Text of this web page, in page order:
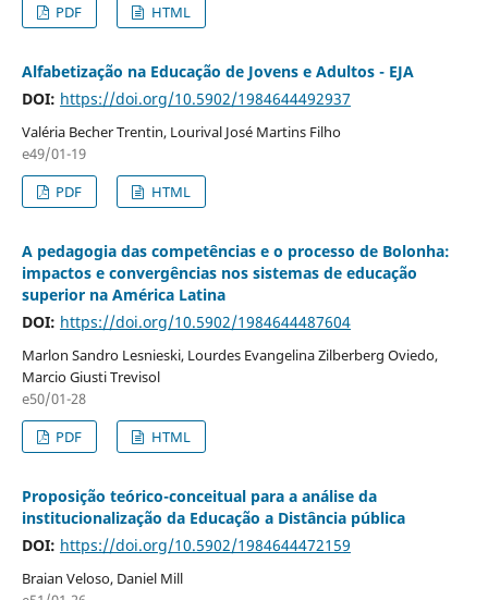
PDF
HTML
Alfabetização na Educação de Jovens e Adultos - EJA
DOI: https://doi.org/10.5902/1984644492937
Valéria Becher Trentin, Lourival José Martins Filho
e49/01-19
PDF
HTML
A pedagogia das competências e o processo de Bolonha:
impactos e convergências nos sistemas de educação
superior na América Latina
DOI: https://doi.org/10.5902/1984644487604
Marlon Sandro Lesnieski, Lourdes Evangelina Zilberberg Oviedo,
Marcio Giusti Trevisol
e50/01-28
PDF
HTML
Proposição teórico-conceitual para a análise da
institucionalização da Educação a Distância pública
DOI: https://doi.org/10.5902/1984644472159
Braian Veloso, Daniel Mill